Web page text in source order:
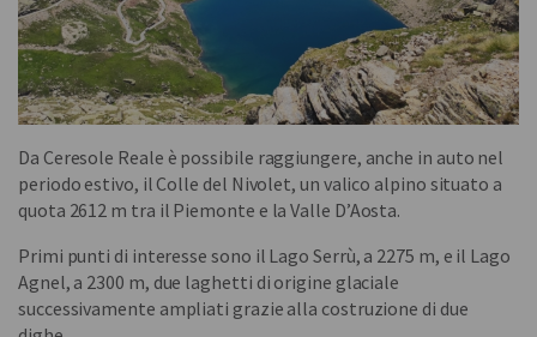
Da Ceresole Reale è possibile raggiungere, anche in auto nel
periodo estivo, il Colle del Nivolet, un valico alpino situato a
quota 2612 m tra il Piemonte e la Valle D’Aosta.
Primi punti di interesse sono il Lago Serrù, a 2275 m, e il Lago
Agnel, a 2300 m, due laghetti di origine glaciale
successivamente ampliati grazie alla costruzione di due